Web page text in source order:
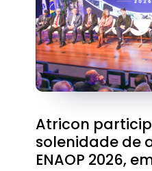
Atricon
solenidade de
ENAOP 2026,